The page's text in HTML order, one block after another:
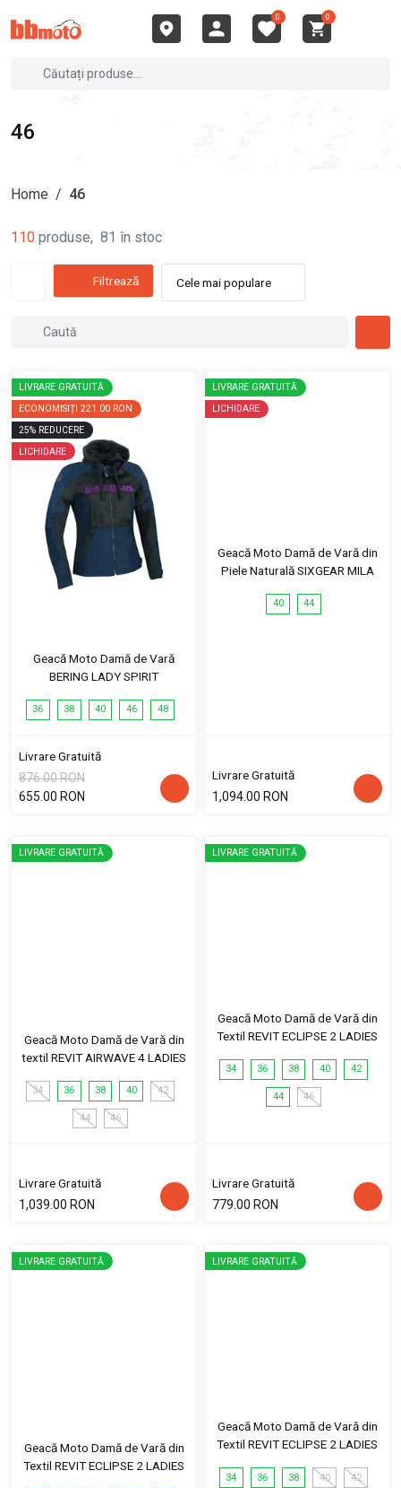
0 0
46
Home / 46
110 produse, 81 în stoc
Filtrează Cele mai populare
LIVRARE GRATUITĂ
ECONOMISIȚI 221.00 RON
25% REDUCERE
LICHIDARE
Geacă Moto Damă de Vară
BERING LADY SPIRIT
36 38 40 46 48
Livrare Gratuită
876.00 RON
655.00 RON
LIVRARE GRATUITĂ
LICHIDARE
Geacă Moto Damă de Vară din
Piele Naturală SIXGEAR MILA
40 44
Livrare Gratuită
1,094.00 RON
LIVRARE GRATUITĂ
Geacă Moto Damă de Vară din
textil REVIT AIRWAVE 4 LADIES
34 36 38 40 42
44 46
Livrare Gratuită
1,039.00 RON
LIVRARE GRATUITĂ
Geacă Moto Damă de Vară din
Textil REVIT ECLIPSE 2 LADIES
34 36 38 40 42
44 46
Livrare Gratuită
779.00 RON
LIVRARE GRATUITĂ
Geacă Moto Damă de Vară din
Textil REVIT ECLIPSE 2 LADIES
LIVRARE GRATUITĂ
Geacă Moto Damă de Vară din
Textil REVIT ECLIPSE 2 LADIES
34 36 38 40 42